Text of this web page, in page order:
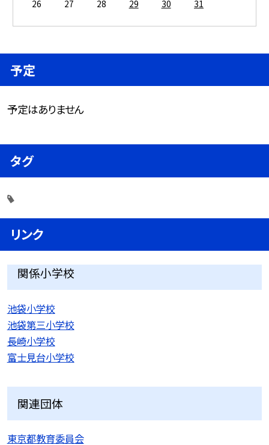
26
27 28 29 30 31
予定
予定はありません
タグ
リンク
関係小学校
池袋小学校
池袋第三小学校
長崎小学校
富士見台小学校
関連団体
東京都教育委員会